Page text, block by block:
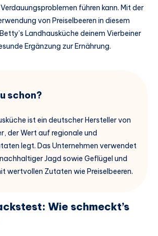
führen kann. Mit der
von Preiselbeeren in diesem
Landhausküche deinem Vierbeiner
Ergänzung zur Ernährung.
schon?
ist ein deutscher Hersteller von
der Wert auf regionale und
legt. Das Unternehmen verwendet
Jagd sowie Geflügel und
wertvollen Zutaten wie Preiselbeeren.
Wie schmeckt’s